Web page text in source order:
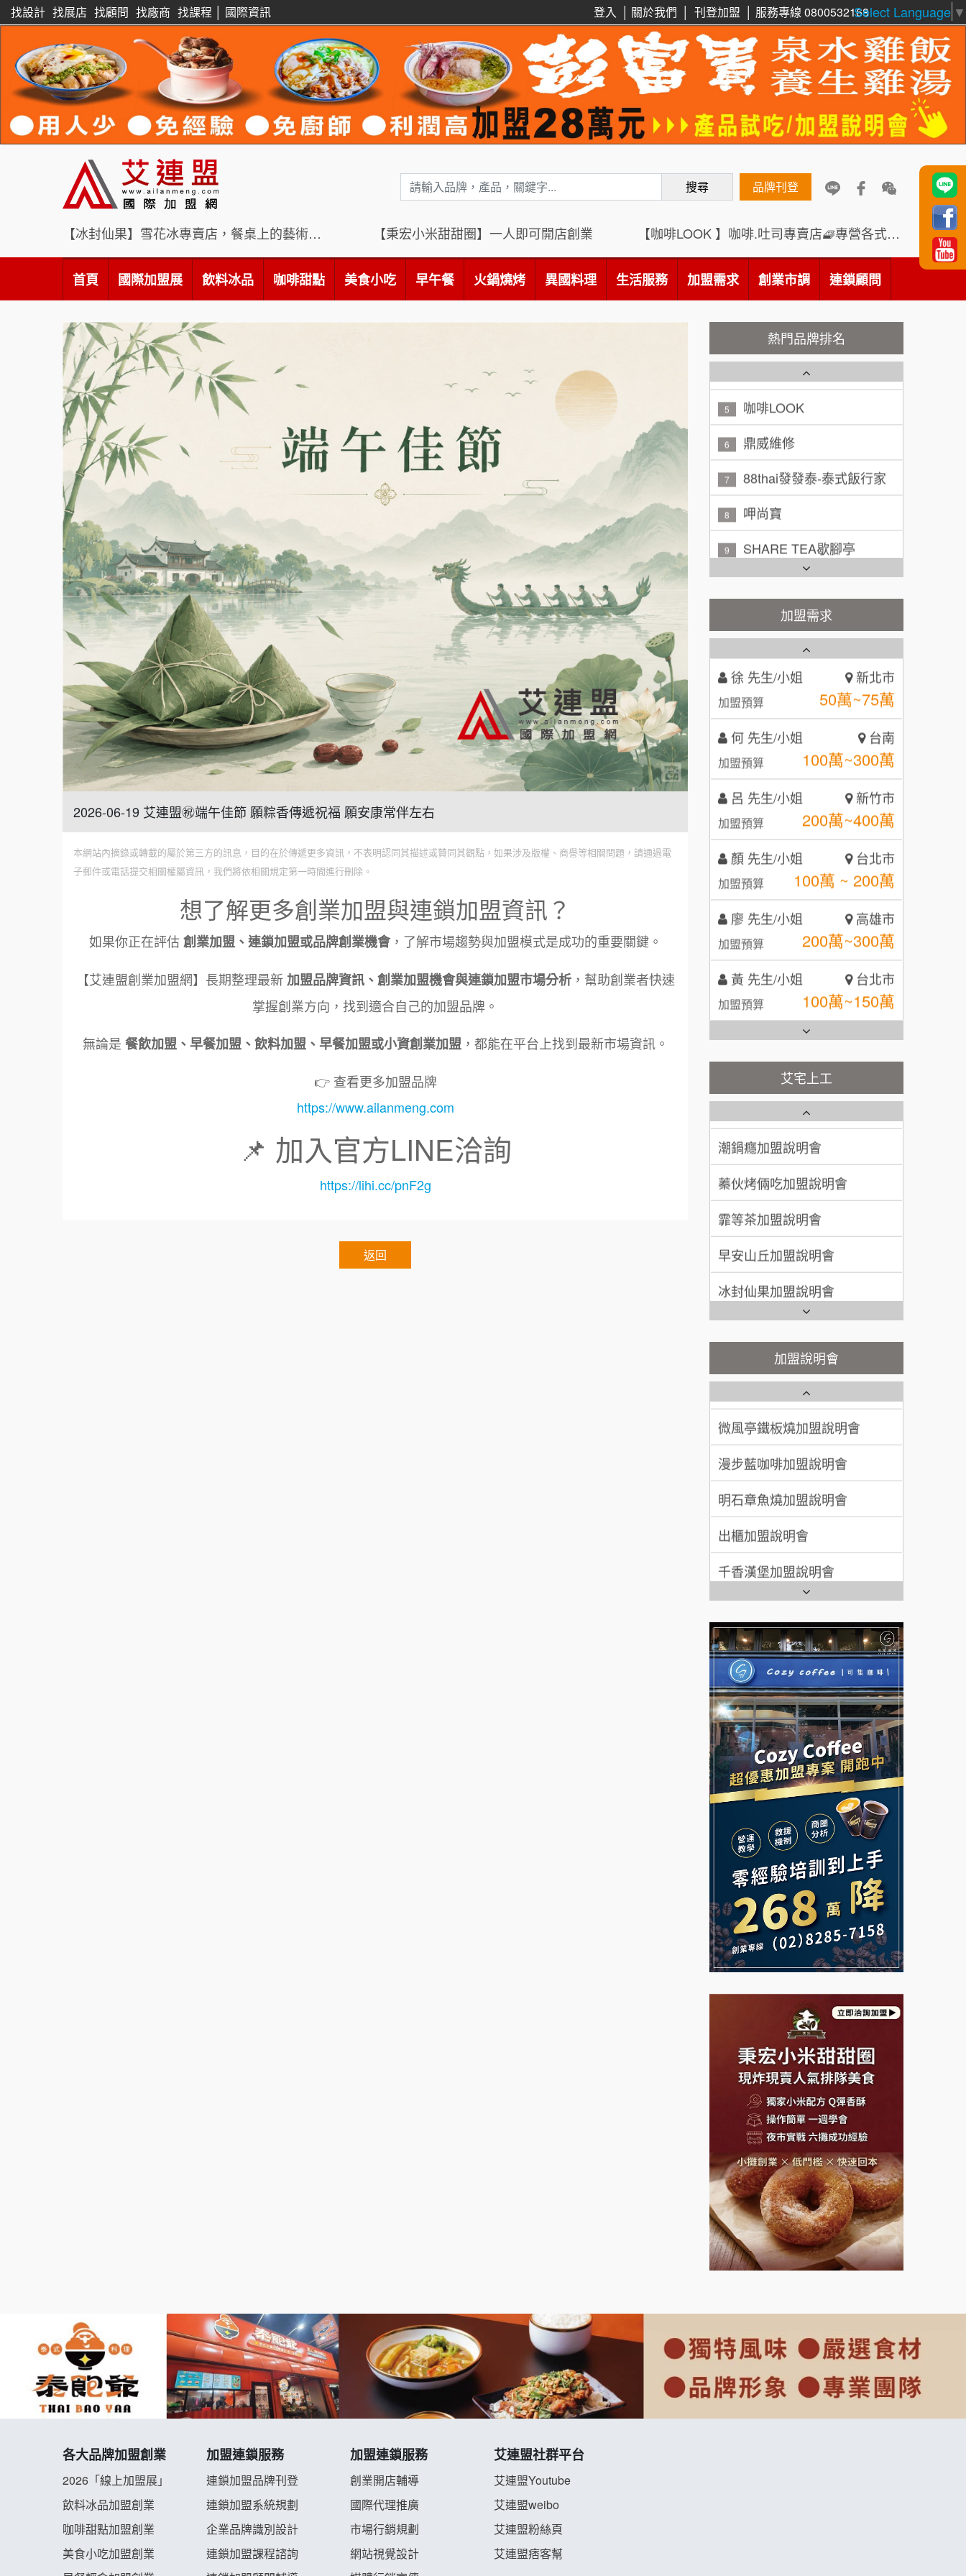
Select Language ▼
找設計 找展店 找顧問 找廠商 找課程 國際資訊 關於我們 刊登加盟 服務專線 0800532168
登入
搜尋 品牌刊登
【冰封仙果】雪花冰專賣店，餐桌上的藝術饗宴 【秉宏小米甜甜圈】一人即可開店創業 【咖啡LOOK 】咖啡.吐司專賣店🧇專營各式創意法式吐司
首頁 國際加盟展 飲料冰品 咖啡甜點 美食小吃 早午餐 火鍋燒烤 異國料理 生活服務 加盟需求 創業市調 連鎖顧問
2026-06-19 艾連盟㊗️端午佳節 願粽香傳遞祝福 願安康常伴左右
本網站內摘錄或轉載的屬於第三方的訊息，目的在於傳遞更多資訊，不表明認同其描述或贊同其觀點，如果涉及版權、商譽等相關問題，請通過電
子郵件或電話提交相關權屬資訊，我們將依相關規定第一時間進行刪除。
想了解更多創業加盟與連鎖加盟資訊？
如果你正在評估創業加盟、連鎖加盟或品牌創業機會，了解市場趨勢與加盟模式是成功的重要關鍵。
【艾連盟創業加盟網】長期整理最新 加盟品牌資訊、創業加盟機會與連鎖加盟市場分析，幫助創業者快速
掌握創業方向，找到適合自己的加盟品牌。
無論是 餐飲加盟、早餐加盟、飲料加盟、早餐加盟或小資創業加盟 ，都能在平台上找到最新市場資訊。
👉 查看更多加盟品牌
https://www.ailanmeng.com
📌 加入官方LINE洽詢
https://lihi.cc/pnF2g
返回
熱門品牌排名
6 鼎威維修
7 88thai發發泰-泰式飯行家
8 呷尚寶
TEA TOP台灣第一味
1 Cozy coffee可集咖啡
霏等茶
3 秉宏小米甜甜圈
潮鍋癮
咖啡LOOK
6 鼎威維修
7 88thai發發泰-泰式飯行家
8 呷尚寶
9 SHARE TEA歇腳亭
10 TEA TOP台灣第一味
Cozy coffee可集咖啡
霏等茶
秉宏小米甜甜圈
潮鍋癮
咖啡LOOK
6 鼎威維修
7 88thai發發泰-泰式飯行家
8 呷尚寶
9 SHARE TEA歇腳亭
10 TEA TOP台灣第一味
加盟需求
周 先生/小姐 台北
加盟預算 100萬 ~150萬
徐 先生/小姐 新北市
50萬~75萬
何 先生/小姐 台南
呂 先生/小姐 新竹市
加盟預算 200萬~400萬
顏 先生/小姐 台北市
加盟預算 100萬 ~ 200萬
廖 先生/小姐 高雄市
200萬~300萬
黃 先生/小姐 台北市
加盟預算 100萬~150萬
林 先生/小姐
100萬 ~ 200萬
吳 先生/小姐 屏東縣
加盟預算
周 先生/小姐 台北
100萬 ~150萬
徐 先生/小姐
50萬~75萬
何 先生/小姐 台南
加盟預算 100萬~300萬
呂 先生/小姐 新竹市
加盟預算 200萬~400萬
顏 先生/小姐 台北市
加盟預算 100萬 ~ 200萬
廖 先生/小姐 高雄市
加盟預算 200萬~300萬
黃 先生/小姐 台北市
加盟預算 100萬~150萬
林 先生/小姐 屏東縣
加盟預算 100萬 ~ 200萬
吳 先生/小姐 屏東縣
100萬~200萬
周 先生/小姐 台北
加盟預算 100萬 ~150萬
徐 先生/小姐 新北市
加盟預算 50萬~75萬
何 先生/小姐
加盟預算 100萬~300萬
呂 先生/小姐
200萬~400萬
顏 先生/小姐 台北市
加盟預算 100萬 ~ 200萬
廖 先生/小姐 高雄市
加盟預算 200萬~300萬
艾宅上工
【曉妍美妝】誠徵行政櫃檯
自助洗衣店誠徵代洗收送人員
(台中市)
MUSHEN徵SPA美容芳療師
日十。早午食加盟說明會
拾鑶火鍋加盟說明會
台灣G湯加盟說明會
彭富貴加盟說明會
NU PASTA義大利麵加盟說明
會
潮鍋癮加盟說明會
蓁伙烤倆吃加盟說明會
霏等茶加盟說明會
早安山丘加盟說明會
冰封仙果加盟說明會
Ramble Café 漫步藍咖啡加盟
微風亭鐵板燒加盟說明會
鮮茶道加盟說明會
【曉妍美妝】誠徵行政櫃檯
自助洗衣店誠徵代洗收送人員
(台中市)
MUSHEN徵SPA美容芳療師
日十。早午食加盟說明會
拾鑶火鍋加盟說明會
全家加盟說明會
彭富貴加盟說明會
NU PASTA義大利麵加盟說明
會
潮鍋癮加盟說明會
蓁伙烤倆吃加盟說明會
霏等茶加盟說明會
早安山丘加盟說明會
冰封仙果加盟說明會
Ramble Café 漫步藍咖啡加盟
說明會
微風亭鐵板燒加盟說明會
鮮茶道加盟說明會
【曉妍美妝】誠徵行政櫃檯
自助洗衣店誠徵代洗收送人員
(台中市)
MUSHEN徵SPA美容芳療師
日十。早午食加盟說明會
拾鑶火鍋加盟說明會
加盟說明會
藍象廷泰式火鍋加盟說明會
日十。早午食加盟說明會
上宇林加盟說明會
莫尼早餐Morni加盟說明會
手作功夫茶加盟說明會
SHARE TEA歇腳亭加盟說明會
潮味決-湯滷專門店加盟說明會
鬍子茶加盟說明會
鮮茶道加盟說明會
微風亭鐵板燒加盟說明會
漫步藍咖啡加盟說明會
明石章魚燒加盟說明會
出櫃加盟說明會
千香漢堡加盟說明會
七盞茶加盟說明會
拉亞漢堡加盟說明會
杜芳子古味茶鋪加盟說明會
優握握×酸奶大獅加盟說明會
冬城門加盟說明會
拾鑶火鍋加盟說明會
阿性情趣無人販售所加盟明會
龍涎居好湯加盟說明會
舒油頭加盟說明會
韓金量加盟說明會
義氣豐發雞加盟說明會
Mr.Wish加盟說明會
白鬍泡泡 BOHO POPO加盟說
雞咕雞咕加盟說明會
TEA TOP加盟說明會
珍好味臭臭鍋加盟說明會
藍象廷泰式火鍋加盟說明會
日十。早午食加盟說明會
上宇林加盟說明會
莫尼早餐Morni加盟說明會
手作功夫茶加盟說明會
SHARE TEA歇腳亭加盟說明會
潮味決-湯滷專門店加盟說明會
鬍子茶加盟說明會
各大品牌加盟創業
2026「線上加盟展」
飲料冰品加盟創業
咖啡甜點加盟創業
美食小吃加盟創業
加盟連鎖服務
連鎖加盟品牌刊登
連鎖加盟系統規劃
企業品牌識別設計
連鎖加盟課程諮詢
加盟連鎖服務
創業開店輔導
國際代理推廣
市場行銷規劃
網站視覺設計
艾連盟社群平台
艾連盟Youtube
艾連盟weibo
艾連盟粉絲頁
艾連盟痞客幫